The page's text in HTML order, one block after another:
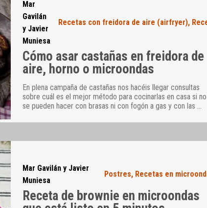
Mar
Gavilán
y Javier
Muniesa
Recetas con freidora de aire (airfryer),
Cómo asar castañas en freidora de
aire, horno o microondas
En plena campaña de castañas nos hacéis llegar consultas
sobre cuál es el mejor método para cocinarlas en casa si no
se pueden hacer con brasas ni con fogón a gas y con las
Mar Gavilán y Javier
Muniesa
Postres, Recetas en
Receta de brownie en microondas